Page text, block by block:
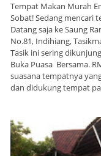
Tempat Makan Murah
Sobat! Sedang mencari
Datang saja ke Saung
No.81, Indihiang,
Tasik ini sering
Buka Puasa Bersama.
suasana tempatnya
dan didukung tempat